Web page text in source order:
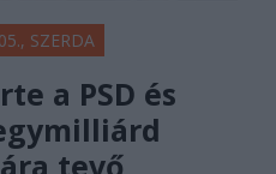
SZERDA
a PSD és
tevő